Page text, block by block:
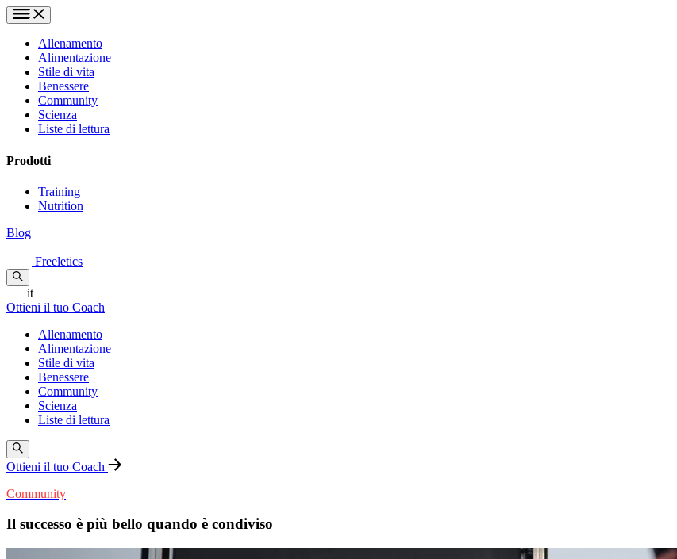
Allenamento
Alimentazione
Stile di vita
Benessere
Community
Scienza
Liste di lettura
Prodotti
Training
Nutrition
Blog
Freeletics
it
Ottieni il tuo Coach
Allenamento
Alimentazione
Stile di vita
Benessere
Community
Scienza
Liste di lettura
Ottieni il tuo Coach
Community
Il successo è più bello quando è condiviso